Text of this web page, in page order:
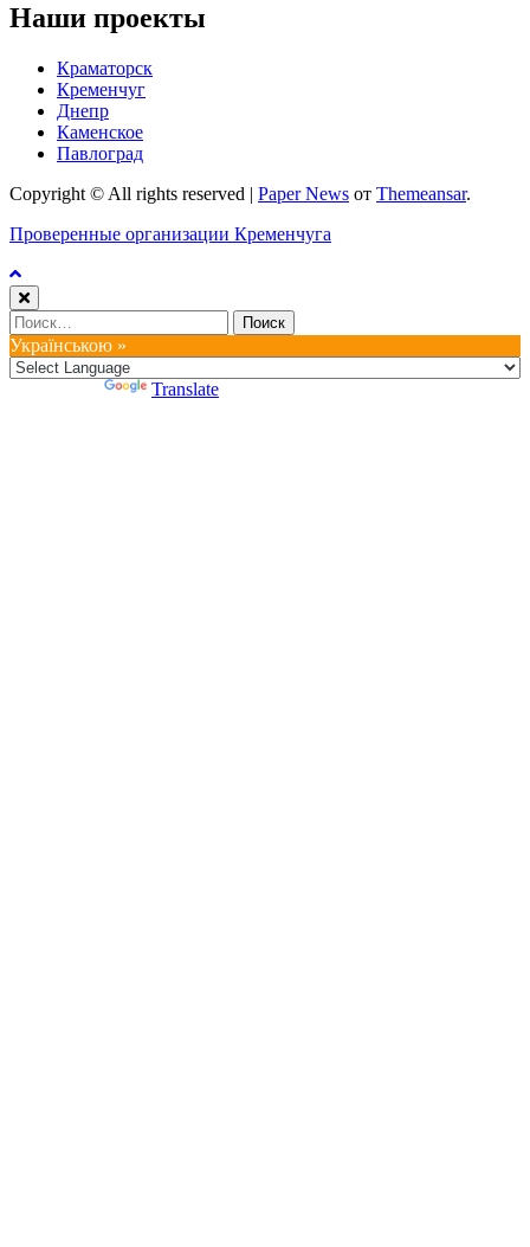
Наши проекты
Краматорск
Кременчуг
Днепр
Каменское
Павлоград
Copyright © All rights reserved | Paper News от Themeansar.
Проверенные организации Кременчуга
Найти:
Українською »
Translate